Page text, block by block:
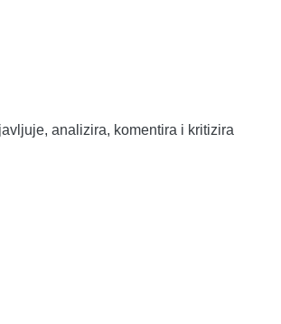
analizira, komentira i kritizira